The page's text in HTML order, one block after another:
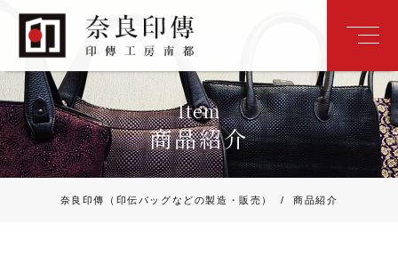
Item
商品紹介
奈良印傳（印伝バッグなどの製造・販売） / 商品紹介